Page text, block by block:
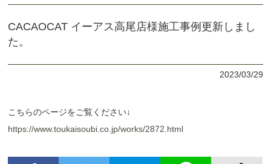
CACAOCAT イーアス高尾店様施工事例更新しまし
た。
2023/03/29
こちらのページをご覧ください↓
https://www.toukaisoubi.co.jp/works/2872.html